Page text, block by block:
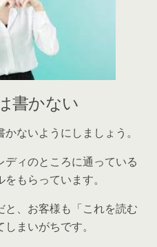
書かない
ないようにしましょう。
ィのところに通っている
もらっています。
、お客様も「これを読む
まいがちです。